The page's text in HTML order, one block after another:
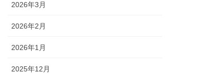
2026年3月
2026年2月
2026年1月
2025年12月